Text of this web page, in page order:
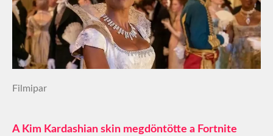
Filmipar
A Kim Kardashian skin megdöntötte a Fortnite